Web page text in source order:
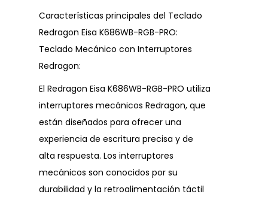
Características principales del Teclado
Redragon Eisa K686WB-RGB-PRO:
Teclado Mecánico con Interruptores
Redragon:
El Redragon Eisa K686WB-RGB-PRO utiliza
interruptores mecánicos Redragon, que
están diseñados para ofrecer una
experiencia de escritura precisa y de
alta respuesta. Los interruptores
mecánicos son conocidos por su
durabilidad y la retroalimentación táctil